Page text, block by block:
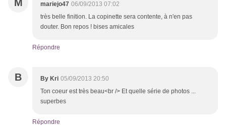
M mariejo47 06/09/2013 07:02
très belle finition. La copinette sera contente, à n'en pas
douter. Bon repos ! bises amicales
Répondre
B By Kri 05/09/2013 20:50
Ton coeur est très beau<br /> Et quelle série de photos ...
superbes
Répondre